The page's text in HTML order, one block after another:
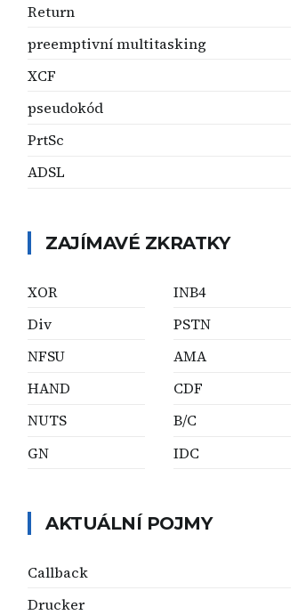
Return
preemptivní multitasking
XCF
pseudokód
PrtSc
ADSL
ZAJÍMAVÉ ZKRATKY
XOR
Div
NFSU
HAND
NUTS
GN
INB4
PSTN
AMA
CDF
B/C
IDC
AKTUÁLNÍ POJMY
Callback
Drucker